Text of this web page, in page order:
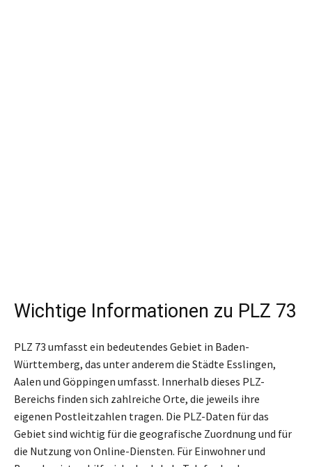
Wichtige Informationen zu PLZ 73
PLZ 73 umfasst ein bedeutendes Gebiet in Baden-
Württemberg, das unter anderem die Städte Esslingen,
Aalen und Göppingen umfasst. Innerhalb dieses PLZ-
Bereichs finden sich zahlreiche Orte, die jeweils ihre
eigenen Postleitzahlen tragen. Die PLZ-Daten für das
Gebiet sind wichtig für die geografische Zuordnung und für
die Nutzung von Online-Diensten. Für Einwohner und